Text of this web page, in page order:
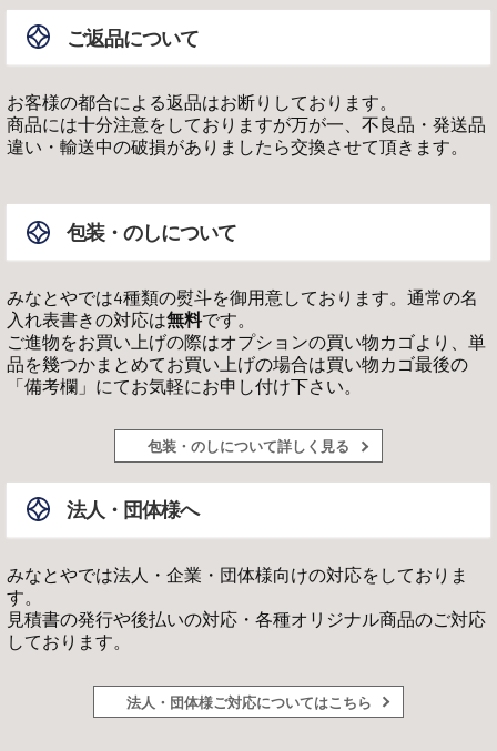
ご返品について
お客様の都合による返品はお断りしております。
商品には十分注意をしておりますが万が一、不良品・発送品
違い・輸送中の破損がありましたら交換させて頂きます。
包装・のしについて
みなとやでは4種類の熨斗を御用意しております。通常の名
入れ表書きの対応は無料です。
ご進物をお買い上げの際はオプションの買い物カゴより、単
品を幾つかまとめてお買い上げの場合は買い物カゴ最後の
「備考欄」にてお気軽にお申し付け下さい。
包装・のしについて詳しく見る
法人・団体様へ
みなとやでは法人・企業・団体様向けの対応をしておりま
す。
見積書の発行や後払いの対応・各種オリジナル商品のご対応
しております。
法人・団体様ご対応についてはこちら